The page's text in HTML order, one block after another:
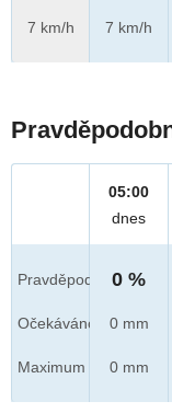
7 km/h
7 km/h
Pravděpod.
Očekáváno
Maximum
05:00
dnes
0 %
0 mm
0 mm